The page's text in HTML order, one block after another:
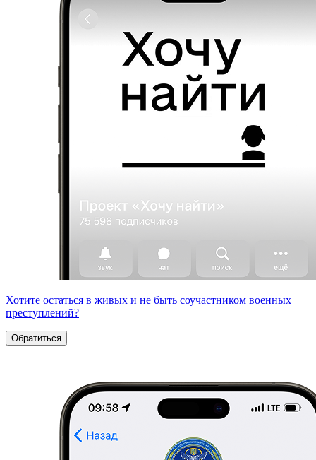
Хотите остаться в живых и не быть соучастником военных
преступлений?
Обратиться